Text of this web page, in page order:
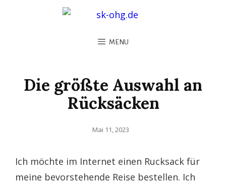
MENU
Die größte Auswahl an
Rücksäcken
Posted
Mai 11, 2023
Ich möchte im Internet einen Rucksack für
meine bevorstehende Reise bestellen. Ich